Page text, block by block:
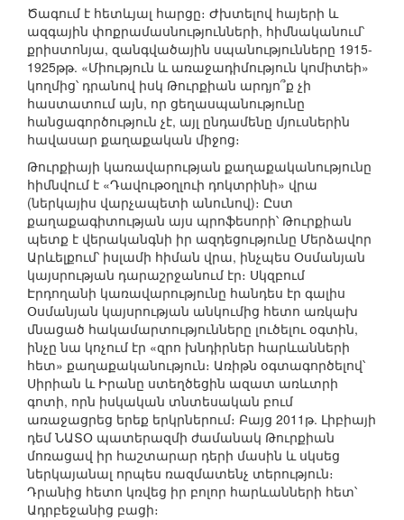
Ծագում է հետևյալ հարցը։ Ժխտելով հայերի և
ազգային փոքրամասնությունների, հիմնականում՝
քրիստոնյա, զանգվածային սպանությունները 1915-
1925թթ. «Միություն և առաջադիմություն կոմիտեի»
կողմից՝ դրանով իսկ Թուրքիան արդյո՞ք չի
հաստատում այն, որ ցեղասպանությունը
հանցագործություն չէ, այլ ընդամենը մյուսներին
հավասար քաղաքական միջոց։
Թուրքիայի կառավարության քաղաքականությունը
հիմնվում է «Դավութօղլուի դոկտրինի» վրա
(ներկայիս վարչապետի անունով)։ Ըստ
քաղաքագիտության այս պրոֆեսորի՝ Թուրքիան
պետք է վերականգնի իր ազդեցությունը Մերձավոր
Արևելքում՝ իսլամի հիման վրա, ինչպես Օսմանյան
կայսրության դարաշրջանում էր։ Սկզբում
Էրդողանի կառավարությունը հանդես էր գալիս
Օսմանյան կայսրության անկումից հետո առկախ
մնացած հակամարտությունները լուծելու օգտին,
ինչը նա կոչում էր «զրո խնդիրներ հարևանների
հետ» քաղաքականություն։ Առիթն օգտագործելով՝
Սիրիան և Իրանը ստեղծեցին ազատ առևտրի
գոտի, որն իսկական տնտեսական բում
առաջացրեց երեք երկրներում։ Բայց 2011թ. Լիբիայի
դեմ ՆԱՏՕ պատերազմի ժամանակ Թուրքիան
մոռացավ իր հաշտարար դերի մասին և սկսեց
ներկայանալ որպես ռազմատենչ տերություն։
Դրանից հետո կռվեց իր բոլոր հարևանների հետ՝
Ադրբեջանից բացի։